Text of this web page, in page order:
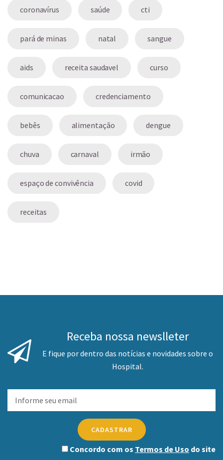
coronavírus saúde cti
pará de minas natal sangue
aids receita saudavel curso
comunicacao credenciamento
bebês alimentação dengue
chuva carnaval irmão
espaço de convivência covid
receitas
Receba nossa newslleter
E fique por dentro das notícias e novidades sobre o
Hospital.
CADASTRAR
Concordo com os Termos de Uso do site